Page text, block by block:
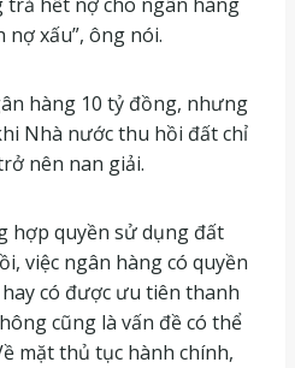
nợ xấu”, ông nói.
hàng 10 tỷ đồng, nhưng
Nhà nước thu hồi đất chỉ
nên nan giải.
hợp quyền sử dụng đất
việc ngân hàng có quyền
có được ưu tiên thanh
cũng là vấn đề có thể
mặt thủ tục hành chính,